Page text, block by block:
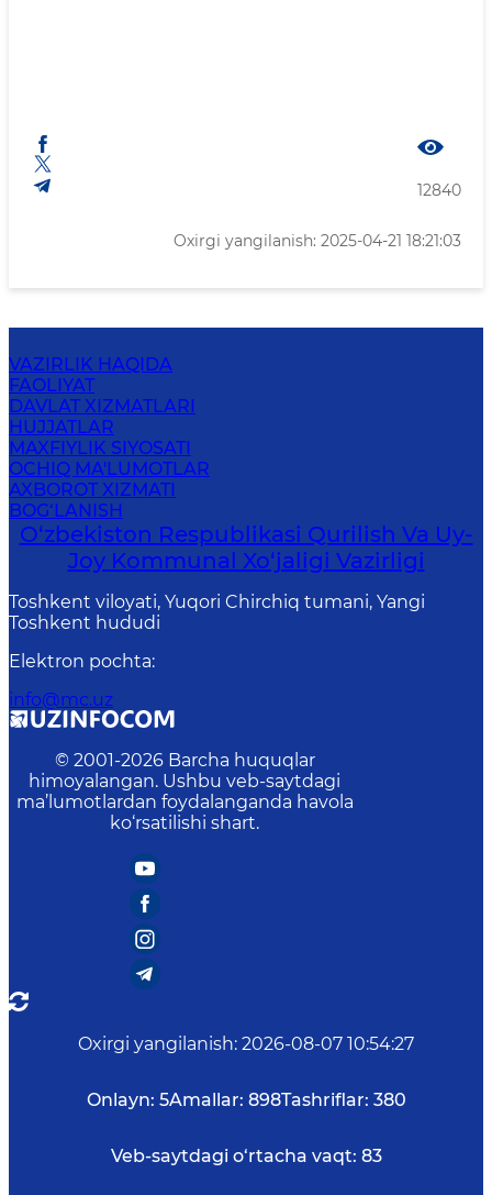
12840
Oxirgi yangilanish: 2025-04-21 18:21:03
VAZIRLIK HAQIDA
FAOLIYAT
DAVLAT XIZMATLARI
HUJJATLAR
MAXFIYLIK SIYOSATI
OCHIQ MA'LUMOTLAR
AXBOROT XIZMATI
BOG‘LANISH
O‘zbekiston Respublikasi Qurilish Va Uy-
Joy Kommunal Xo‘jaligi Vazirligi
Toshkent viloyati, Yuqori Chirchiq tumani, Yangi
Toshkent hududi
Elektron pochta:
info@mc.uz
© 2001-2026 Barcha huquqlar
himoyalangan. Ushbu veb-saytdagi
ma’lumotlardan foydalanganda havola
ko‘rsatilishi shart.
Oxirgi yangilanish: 2026-08-07 10:54:27
Onlayn: 5Amallar: 898Tashriflar: 380
Veb-saytdagi o‘rtacha vaqt: 83